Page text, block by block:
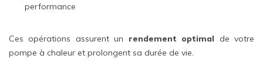
performance
Ces opérations assurent un rendement optimal de votre
pompe à chaleur et prolongent sa durée de vie.